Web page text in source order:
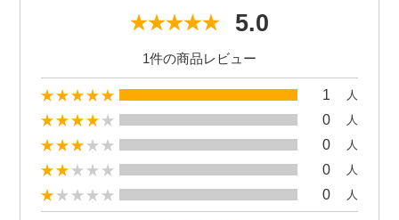
5.0
1件の商品レビュー
1 人
0 人
0 人
0 人
0 人